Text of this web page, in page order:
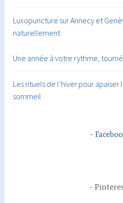
Luxopuncture sur Annecy et
naturellement
Une année à votre rythme,
Les rituels de l’hiver pour apaiser
sommeil